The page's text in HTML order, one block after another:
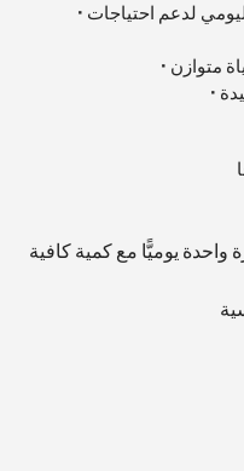
• يمكن تضمينها ضمن الروتين الصحي اليومي لدعم احتياجات
معًا، مرة واحدة يوميًّا مع كمية كافية